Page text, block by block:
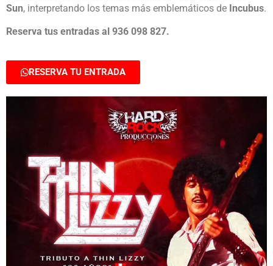
Sun, interpretando los temas más emblemáticos de Incubus.
Reserva tus entradas al 936 098 827.
RESERVA TU ENTRADA